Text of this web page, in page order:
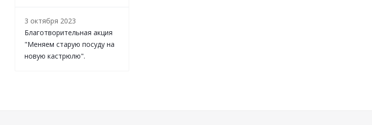
3 октября 2023
Благотворительная акция
"Меняем старую посуду на
новую кастрюлю".